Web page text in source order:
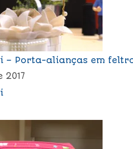
– Porta-alianças em